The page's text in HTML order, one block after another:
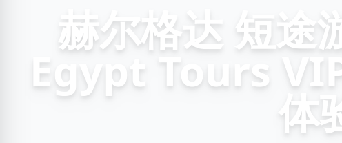
赫尔格达 短途
Egypt Tours
体